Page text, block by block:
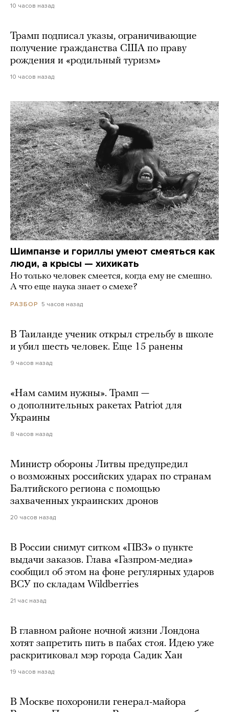
10 часов назад
Трамп подписал указы, ограничивающие
получение гражданства США по праву
рождения и «родильный туризм»
10 часов назад
Шимпанзе и гориллы умеют смеяться как
люди, а крысы — хихикать
Но только человек смеется, когда ему не смешно.
А что еще наука знает о смехе?
РАЗБОР 5 часов назад
В Таиланде ученик открыл стрельбу в школе
и убил шесть человек. Еще 15 ранены
9 часов назад
«Нам самим нужны». Трамп —
о дополнительных ракетах Patriot для
Украины
8 часов назад
Министр обороны Литвы предупредил
о возможных российских ударах по странам
Балтийского региона с помощью
захваченных украинских дронов
20 часов назад
В России снимут ситком «ПВЗ» о пункте
выдачи заказов. Глава «Газпром-медиа»
сообщил об этом на фоне регулярных ударов
ВСУ по складам Wildberries
21 час назад
В главном районе ночной жизни Лондона
хотят запретить пить в пабах стоя. Идею уже
раскритиковал мэр города Садик Хан
19 часов назад
В Москве похоронили генерал-майора